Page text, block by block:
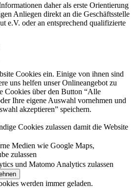
daher als erste Orientierung
Anliegen direkt an die Geschäftsstelle
e.V. oder an entsprechend qualifizierte
Cookies ein. Einige von ihnen sind
uns helfen unser Onlineangebot zu
Cookies über den Button “Alle
Ihre eigene Auswahl vornehmen und
akzeptieren” speichern.
Cookies zulassen damit die Website
Medien wie Google Maps,
zulassen
und Matomo Analytics zulassen
werden immer geladen.